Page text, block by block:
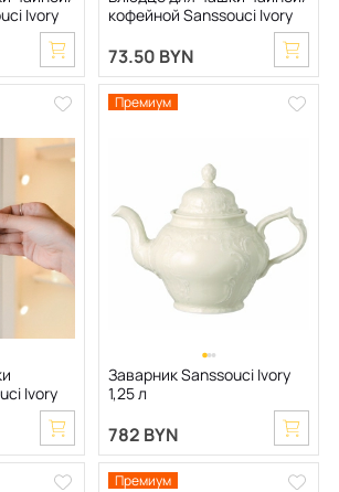
Ivory
кофейной Sanssouci Ivory
73.50 BYN
Ivory
Премиум
Заварник Sanssouci Ivory
1,25 л
782 BYN
Премиум